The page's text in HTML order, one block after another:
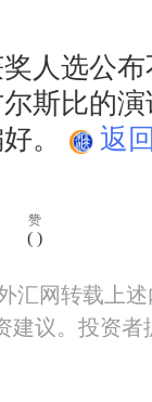
选公布
斯比的
。
返
赞
( )
汇网转载上
建议。投资